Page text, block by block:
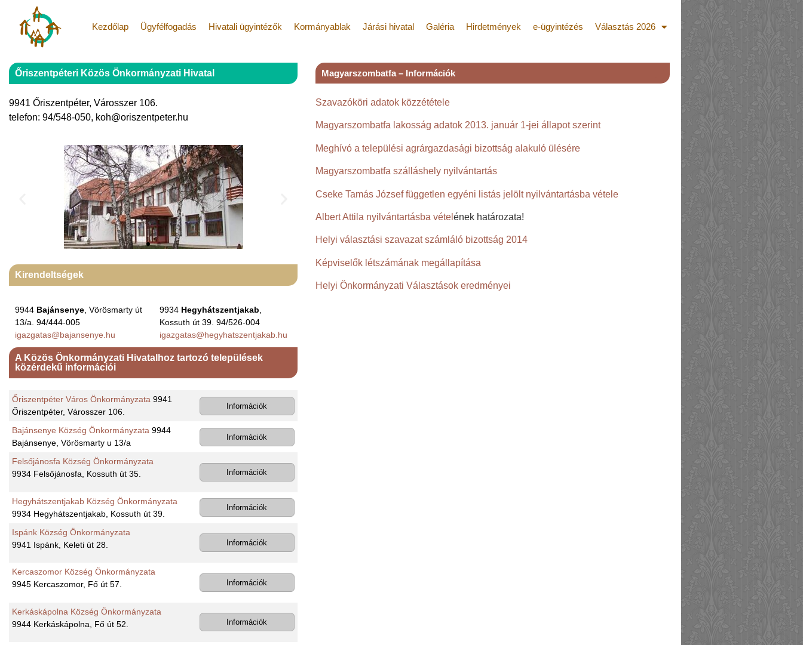
Kezdőlap Ügyfélfogadás Hivatali ügyintézők Kormányablak Járási hivatal Galéria Hirdetmények e-ügyintézés Választás 2026
Őriszentpéteri Közös Önkormányzati Hivatal
9941 Őriszentpéter, Városszer 106.
telefon: 94/548-050, koh@oriszentpeter.hu
Kirendeltségek
9944 Bajánsenye, Vörösmarty út
13/a. 94/444-005
igazgatas@bajansenye.hu
9934 Hegyhátszentjakab,
Kossuth út 39. 94/526-004
igazgatas@hegyhatszentjakab.hu
A Közös Önkormányzati Hivatalhoz tartozó települések
közérdekű információi
Őriszentpéter Város Önkormányzata 9941
Őriszentpéter, Városszer 106.
Információk
Bajánsenye Község Önkormányzata 9944
Bajánsenye, Vörösmarty u 13/a
Információk
Felsőjánosfa Község Önkormányzata
9934 Felsőjánosfa, Kossuth út 35.
Információk
Hegyhátszentjakab Község Önkormányzata
9934 Hegyhátszentjakab, Kossuth út 39.
Információk
Ispánk Község Önkormányzata
9941 Ispánk, Keleti út 28.
Információk
Kercaszomor Község Önkormányzata
9945 Kercaszomor, Fő út 57.
Információk
Kerkáskápolna Község Önkormányzata
9944 Kerkáskápolna, Fő út 52.
Információk
Magyarszombatfa – Információk
Szavazóköri adatok közzététele
Magyarszombatfa lakosság adatok 2013. január 1-jei állapot szerint
Meghívó a települési agrárgazdasági bizottság alakuló ülésére
Magyarszombatfa szálláshely nyilvántartás
Cseke Tamás József független egyéni listás jelölt nyilvántartásba vétele
Albert Attila nyilvántartásba vétel ének határozata!
Helyi választási szavazat számláló bizottság 2014
Képviselők létszámának megállapítása
Helyi Önkormányzati Választások eredményei